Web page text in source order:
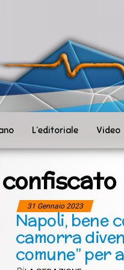
L’editoriale Video
confiscato
31 Gennaio 2023
Napoli, bene
camorra
comune” per